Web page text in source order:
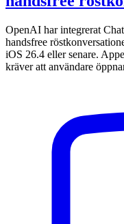
OpenAI har integrerat
handsfree
iOS 26.4 eller senare.
kräver att användare